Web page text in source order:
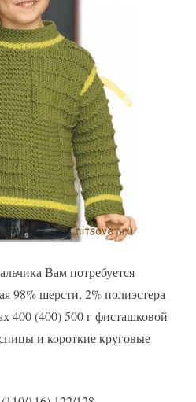
Вам потребуется
98% шерсти, 2% полиэстера
400 (400) 500 г фисташковой
и короткие круговые